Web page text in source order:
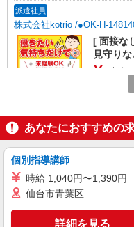
派遣社員
株式会社kotrio /●OK-H-
[ 面接な
見守りな
ソリン代
キープ
派遣社員
株式会社kotrio /●OK-H-
岡山市
時給
あなたにおすすめの
個別指導講師
時給 1,040円〜1,390円
仙台市青葉区
詳細を見る